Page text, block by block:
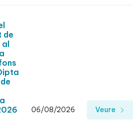
de
06/08/2026 Veure